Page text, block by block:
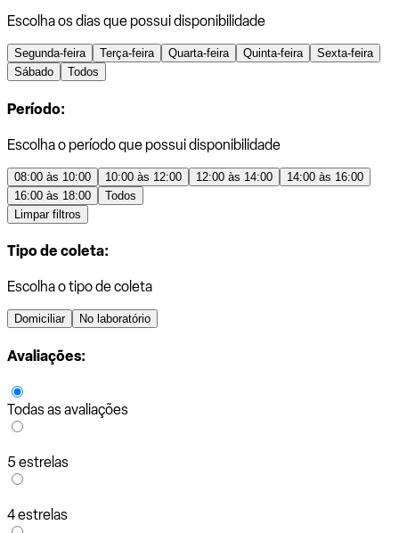
Escolha os dias que possui disponibilidade
Segunda-feira Terça-feira Quarta-feira Quinta-feira
Sexta-feira
Sábado
Todos
Período:
Escolha o período que possui disponibilidade
08:00 às 10:00 10:00 às 12:00 12:00 às 14:00
14:00 às 16:00
16:00 às 18:00
Todos
Limpar filtros
Tipo de coleta:
Escolha o tipo de coleta
Domiciliar No laboratório
Avaliações:
Todas as avaliações
5 estrelas
4 estrelas